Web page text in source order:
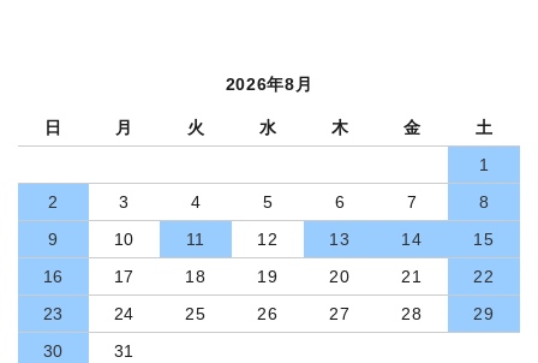
2026年8月
日 月 火 水 木 金
土
1
2
3 4 5 6 7
8
9
10 11 12 13 14
15
16
17 18 19 20 21
22
23
24 25 26 27 28
29
30
31